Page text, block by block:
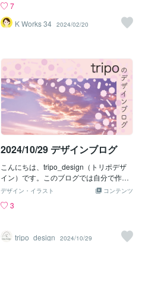
クトが強くなり男性イメージが強くなる
細くなると、シンプル、モダン、優しさ
など女性イメージが強くなります。フォ
いね。Canvaの使い方｜デザイン｜テン
プレ｜ロゴ作成｜アイデアCanva 無料 テ
ンプレート｜インスタ おしゃれ テンプレ
ート｜Canva ストーリーズ テンプレート
｜Canva デザイン初心者｜Canva フォン
ト おしゃれ｜Canva 企業 アカウント｜
販促物｜メニュー｜売上アップ｜集客
7
K Works 34 2024/02/20
2024/10/29 デザインブログ
こんにちは、tripo_design（トリポデザ
イン）です。このブログでは自分で作成
したデザインのポイントをあげていきま
はカフェ&amp;ワインバルの店頭用ポス
のは、都内近郊に住むひとり暮らしの３
０代後半女性。休日や仕事帰りにフラッ
コンテンツ
デザイン・イラスト
3
tripo_design 2024/10/29